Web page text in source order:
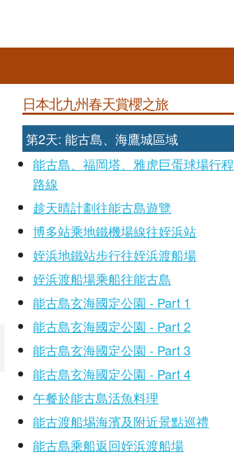
日本北九州春天賞櫻之旅
第2天: 能古島、海鷹城區域
能古島、福岡塔、雅虎巨蛋球場行程
路線
趁天晴計劃往能古島遊覽
博多站乘地鐵機場線往姪浜站
姪浜地鐵站步行往姪浜渡船場
姪浜渡船場乘船往能古島
能古島玄海國定公園 - Part 1
能古島玄海國定公園 - Part 2
能古島玄海國定公園 - Part 3
能古島玄海國定公園 - Part 4
午餐於能古島活魚料理
能古渡船埸海濱及附近景點巡禮
能古島乘船返回姪浜渡船場